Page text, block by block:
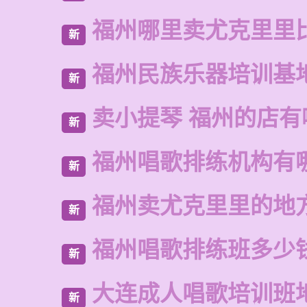
新 福州哪里卖尤克里里
新 福州民族乐器培训基
新 卖小提琴 福州的店
新 福州唱歌排练机构有
新 福州卖尤克里里的地
新 福州唱歌排练班多少
新 大连成人唱歌培训班